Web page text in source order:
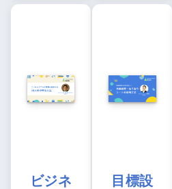
ビジネ
目標設